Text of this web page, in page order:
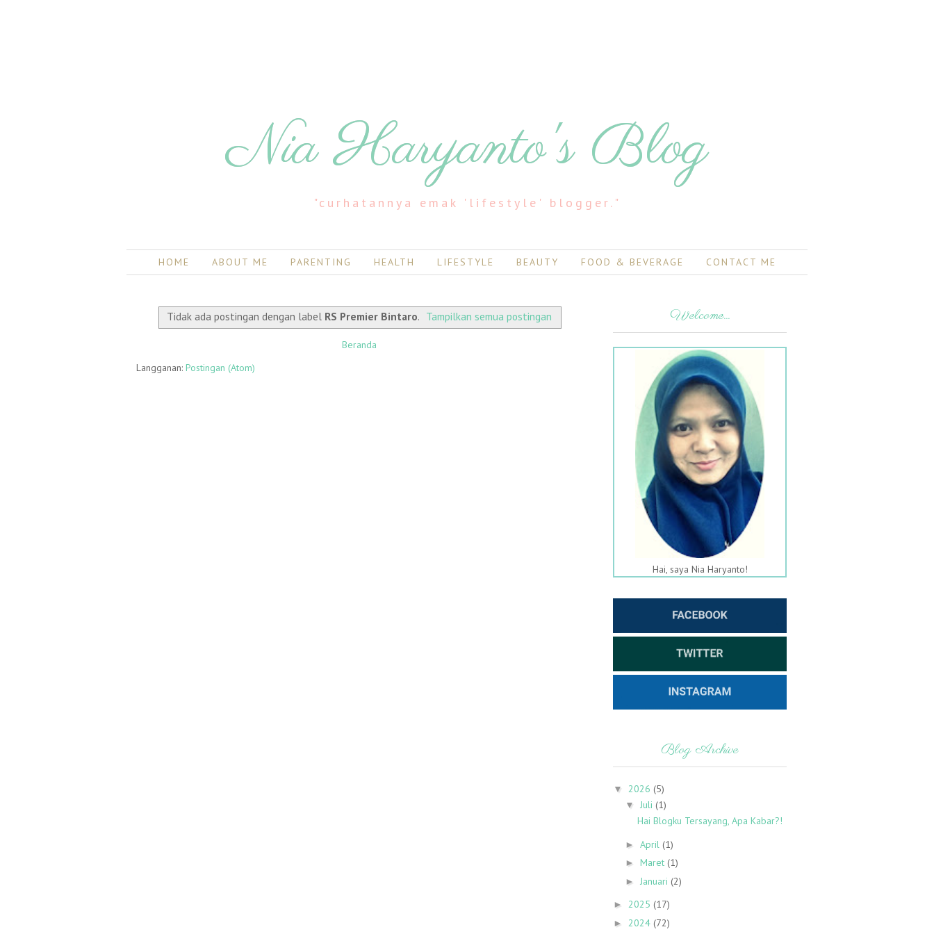
Nia Haryanto's Blog
"curhatannya emak 'lifestyle' blogger."
HOME ABOUT ME PARENTING HEALTH LIFESTYLE BEAUTY FOOD & BEVERAGE CONTACT ME
Tidak ada postingan dengan label RS Premier Bintaro. Tampilkan semua postingan
Beranda
Langganan: Postingan (Atom)
Welcome...
Hai, saya Nia Haryanto!
Blog Archive
▼ 2026 (5)
▼ Juli (1)
Hai Blogku Tersayang, Apa Kabar?!
► April (1)
► Maret (1)
► Januari (2)
► 2025 (17)
► 2024 (72)